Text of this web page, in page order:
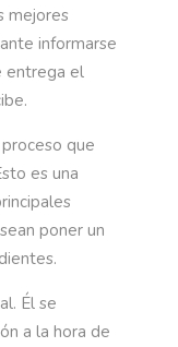
mejores
informarse
entrega el
que
es una
poner un
Él se
a la hora de